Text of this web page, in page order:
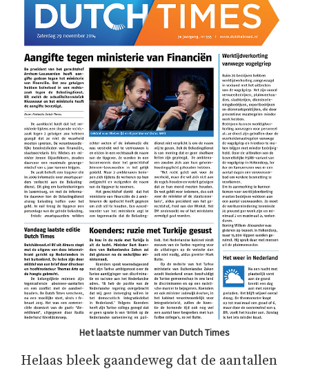
Het laatste nummer van Dutch Times
Helaas bleek gaandeweg dat de aantallen